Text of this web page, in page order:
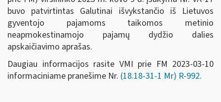
buvo patvirtintas Galutinai išvykstančio iš Lietuvos
gyventojo pajamoms taikomos metinio
neapmokestinamojo pajamų dydžio dalies
apskaičiavimo aprašas.
Daugiau informacijos rasite VMI prie FM 2023-03-10
informaciniame pranešime Nr. (18.18-31-1 Mr) R-992.